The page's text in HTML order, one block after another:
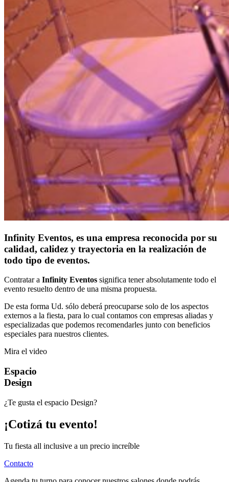
Infinity Eventos, es una empresa reconocida por su
calidad, calidez y trayectoria en la realización de
todo tipo de eventos.
Contratar a Infinity Eventos significa tener absolutamente todo el
evento resuelto dentro de una misma propuesta.
De esta forma Ud. sólo deberá preocuparse solo de los aspectos
externos a la fiesta, para lo cual contamos con empresas aliadas y
especializadas que podemos recomendarles junto con beneficios
especiales para nuestros clientes.
Mira el video
Espacio
Design
¿Te gusta el espacio Design?
¡Cotizá tu evento!
Tu fiesta all inclusive a un precio increíble
Contacto